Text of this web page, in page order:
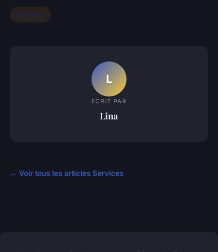
Services
L
ECRIT PAR
Lina
← Voir tous les articles Services